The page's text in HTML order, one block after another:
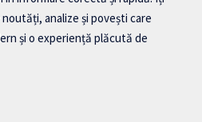
analize și povești care
și o experiență plăcută de